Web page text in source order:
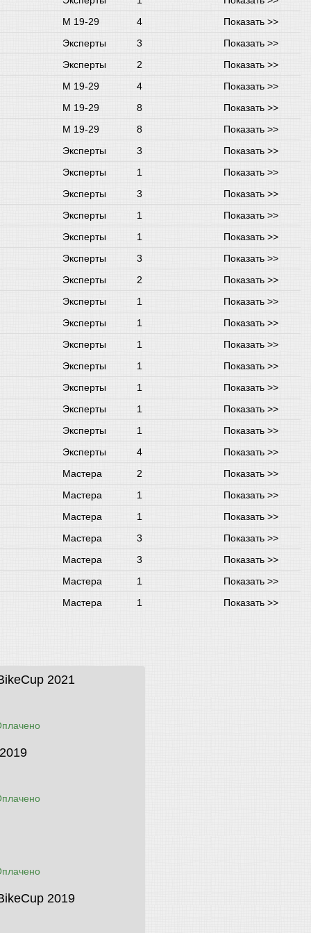
М 19-29
4
Показать >>
Эксперты
3
Показать >>
Эксперты
2
Показать >>
М 19-29
4
Показать >>
М 19-29
8
Показать >>
М 19-29
8
Показать >>
Эксперты
3
Показать >>
Эксперты
1
Показать >>
Эксперты
3
Показать >>
Эксперты
1
Показать >>
Эксперты
1
Показать >>
Эксперты
3
Показать >>
Эксперты
2
Показать >>
Эксперты
1
Показать >>
Эксперты
1
Показать >>
Эксперты
1
Показать >>
Эксперты
1
Показать >>
Эксперты
1
Показать >>
Эксперты
1
Показать >>
Эксперты
1
Показать >>
Эксперты
4
Показать >>
Мастера
2
Показать >>
Мастера
1
Показать >>
Мастера
1
Показать >>
Мастера
3
Показать >>
Мастера
3
Показать >>
Мастера
1
Показать >>
Мастера
1 Показать >>
2021
2019